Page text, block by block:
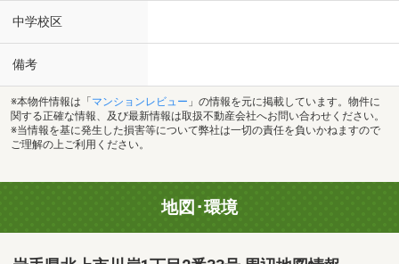
中学校区
備考
※本物件情報は「 マンションレビュー 」の情報を元に掲載しています。物件に
関する正確な情報、及び最新情報は取扱不動産会社へお問い合わせください。
※当情報を基に発生した損害等について弊社は一切の責任を負いかねますので
ご理解の上ご利用ください。
地図･環境